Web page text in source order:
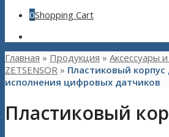
0Shopping Cart
Главная » Продукция » Aксессуары
ZETSENSOR » Пластиковый
исполнения цифровых датчиков
Пластиковый